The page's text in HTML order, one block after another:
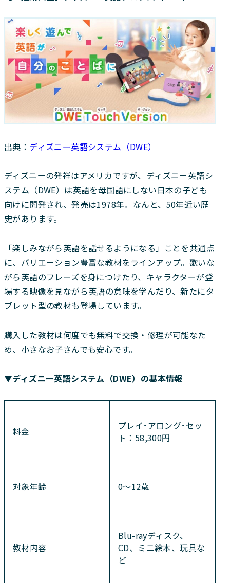
出典： ディズニー英語システム（DWE）
ディズニーの発祥はアメリカですが、ディズニー英語シ
ステム（DWE）は英語を母国語にしない日本の子ども
向けに開発され、発売は1978年。なんと、50年近い歴
史があります。
「楽しみながら英語を話せるようになる」ことを共通点
に、バリエーション豊富な教材をラインアップ。歌いな
がら英語のフレーズを身につけたり、キャラクターが登
場する映像を見ながら英語の意味を学んだり、新たにタ
ブレット型の教材も登場しています。
購入した教材は何度でも無料で交換・修理が可能なた
め、小さなお子さんでも安心です。
▼ディズニー英語システム（DWE）の基本情報
料金
プレイ･アロング･セッ
ト：58,300円
対象年齢 0～12歳
教材内容
Blu-rayディスク、
CD、ミニ絵本、玩具な
ど